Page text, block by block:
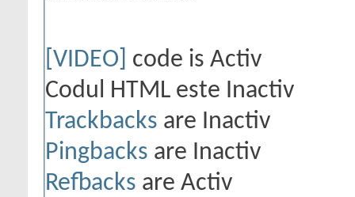
[VIDEO] code is Activ
Codul HTML este Inactiv
Trackbacks are Inactiv
Pingbacks are Inactiv
Refbacks are Activ